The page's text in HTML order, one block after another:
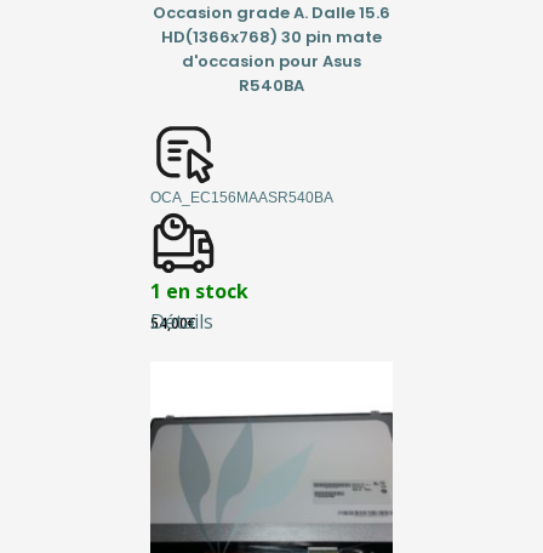
Détails
Occasion grade A. Dalle 15.6
HD(1366x768) 30 pin mate
d'occasion pour Asus
R540BA
OCA_EC156MAASR540BA
1 en stock
54,00€